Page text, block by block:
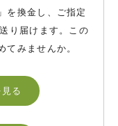
を換金し、ご指定
り届けます。この
てみませんか。
る